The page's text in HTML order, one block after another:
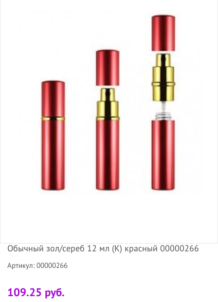
Обычный зол/сереб 12 мл (К) красный 00000266
Артикул: 00000266
109.25 руб.